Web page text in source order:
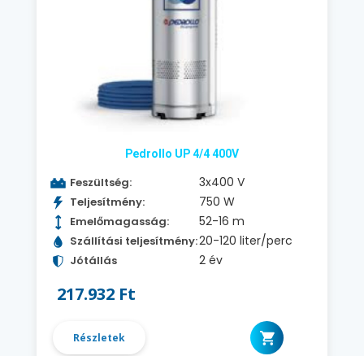
Pedrollo UP 4/4 400V
Feszültség: 3x400 V
Teljesítmény: 750 W
Emelőmagasság: 52-16 m
Szállítási teljesítmény:20-120 liter/perc
Jótállás 2 év
217.932 Ft
Részletek